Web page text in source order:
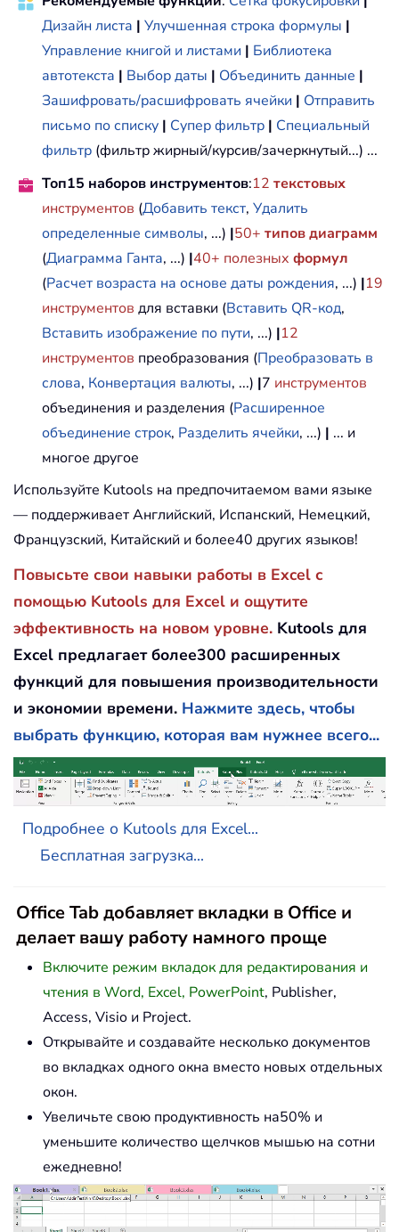
Дизайн листа | Улучшенная строка формулы |
Управление книгой и листами | Библиотека
автотекста | Выбор даты | Объединить данные |
Зашифровать/расшифровать ячейки | Отправить
письмо по списку | Супер фильтр | Специальный
фильтр (фильтр жирный/курсив/зачеркнутый...) ...
Топ15 наборов инструментов:12 текстовых
инструментов (Добавить текст, Удалить
определенные символы, ...) |50+ типов диаграмм
(Диаграмма Ганта, ...) |40+ полезных формул
(Расчет возраста на основе даты рождения, ...) |19
инструментов для вставки (Вставить QR-код,
Вставить изображение по пути, ...) |12
инструментов преобразования (Преобразовать в
слова, Конвертация валюты, ...) |7 инструментов
объединения и разделения (Расширенное
объединение строк, Разделить ячейки, ...) | ... и
многое другое
Используйте Kutools на предпочитаемом вами языке
— поддерживает Английский, Испанский, Немецкий,
Французский, Китайский и более40 других языков!
Повысьте свои навыки работы в Excel с
помощью Kutools для Excel и ощутите
эффективность на новом уровне. Kutools для
Excel предлагает более300 расширенных
функций для повышения производительности
и экономии времени. Нажмите здесь, чтобы
выбрать функцию, которая вам нужнее всего...
Подробнее о Kutools для Excel...
Бесплатная загрузка...
Office Tab добавляет вкладки в Office и
делает вашу работу намного проще
Включите режим вкладок для редактирования и
чтения в Word, Excel, PowerPoint, Publisher,
Access, Visio и Project.
Открывайте и создавайте несколько документов
во вкладках одного окна вместо новых отдельных
окон.
Увеличьте свою продуктивность на50% и
уменьшите количество щелчков мышью на сотни
ежедневно!